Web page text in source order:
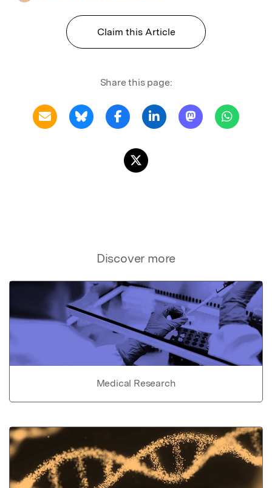
Claim this Article
Share this page:
Discover more
Medical Research